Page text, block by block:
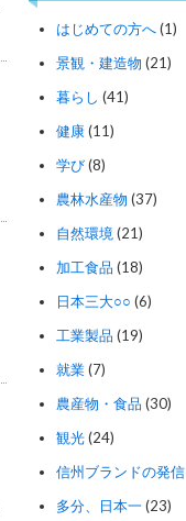
はじめての方へ(1)
景観・建造物 (21)
暮らし (41)
健康(11)
学び(8)
農林水産物 (37)
自然環境 (21)
加工食品 (18)
日本三大○○ (6)
工業製品 (19)
就業(7)
農産物・食品 (30)
観光(24)
信州ブランドの発信
多分、日本一(23)